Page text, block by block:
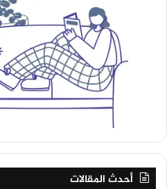
أحدث المقالات